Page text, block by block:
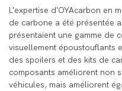
L'expertise d'OYAcarbon en
de carbone a été présentée
présentaient une gamme de
visuellement époustouflants
des spoilers et des kits de
composants améliorent non
véhicules, mais améliorent